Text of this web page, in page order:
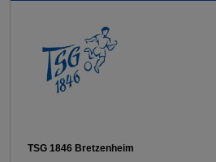
TSG 1846 Bretzenheim